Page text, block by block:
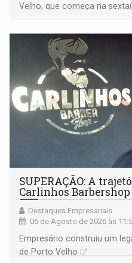
Velho, que começa na
SUPERAÇÃO: A
Carlinhos Barbershop
Destaques Empresariais
06 de Agosto de 2026 às
Empresário construiu um
de Porto Velho